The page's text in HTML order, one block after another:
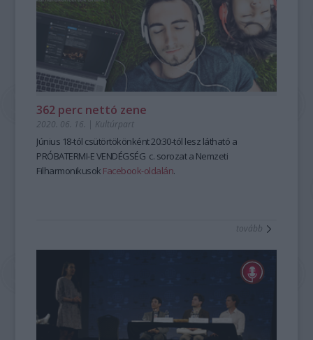
362 perc nettó zene
2020. 06. 16. | Kultúrpart
Június 18-tól csütörtökönként 20:30-tól lesz látható a
PRÓBATERMI-E VENDÉGSÉG c. sorozat a Nemzeti
Filharmonikusok Facebook-oldalán.
tovább